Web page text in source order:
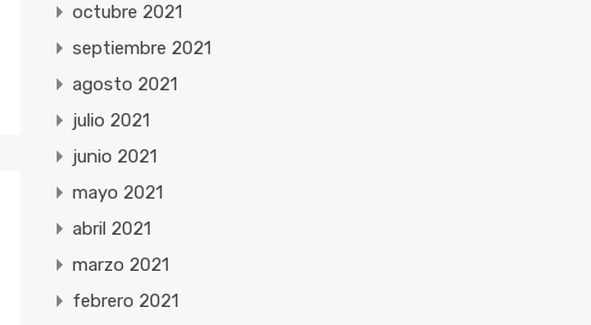
octubre 2021
septiembre 2021
agosto 2021
julio 2021
junio 2021
mayo 2021
abril 2021
marzo 2021
febrero 2021